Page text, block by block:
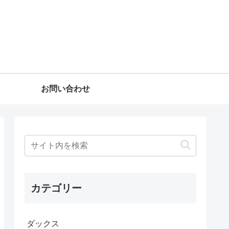
お問い合わせ
カテゴリー
ダックス